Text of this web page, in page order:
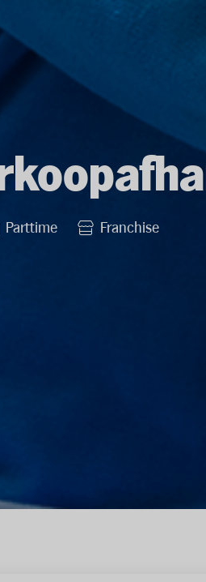
Parttime Franchise